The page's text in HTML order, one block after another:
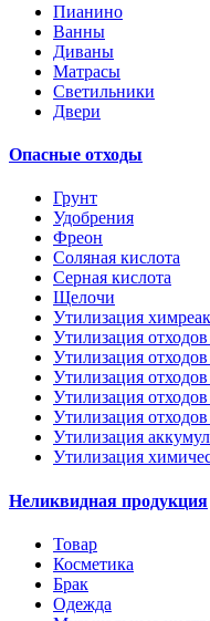
Пианино
Ванны
Диваны
Матрасы
Светильники
Двери
Опасные отходы
Грунт
Удобрения
Фреон
Соляная кислота
Серная кислота
Щелочи
Утилизация
Утилизация
Утилизация
Утилизация
Утилизация
Утилизация
Утилизация
Утилизация
Неликвидная продукция
Товар
Косметика
Брак
Одежда